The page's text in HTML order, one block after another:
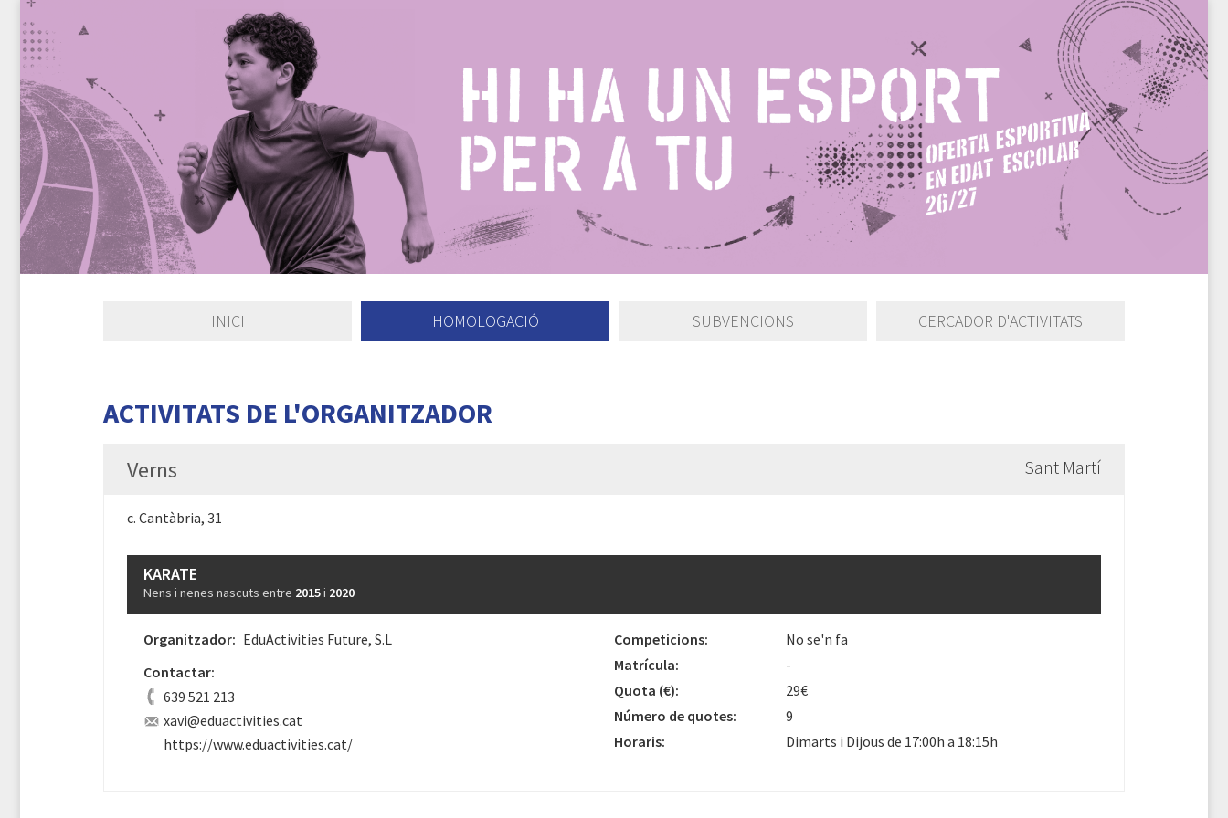
INICI HOMOLOGACIÓ SUBVENCIONS CERCADOR D'ACTIVITATS
ACTIVITATS DE L'ORGANITZADOR
Verns Sant Martí
c. Cantàbria, 31
KARATE
Nens i nenes nascuts entre 2015i 2020
Organitzador: EduActivities Future, S.L
Contactar:
639 521 213
xavi@eduactivities.cat
https://www.eduactivities.cat/
Competicions:
No se'n fa
Matrícula:
-
Quota (€):
29€
Número de quotes:
9
Horaris:
Dimarts i Dijous de 17:00h a 18:15h